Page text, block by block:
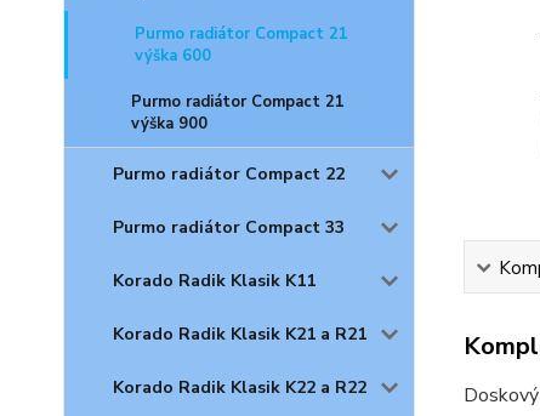
Purmo radiátor Compact 21
výška 600
Purmo radiátor Compact 21
výška 900
Purmo radiátor Compact 22
Purmo radiátor Compact 33
Korado Radik Klasik K11
Korado Radik Klasik K21 a R21
Korado Radik Klasik K22 a R22